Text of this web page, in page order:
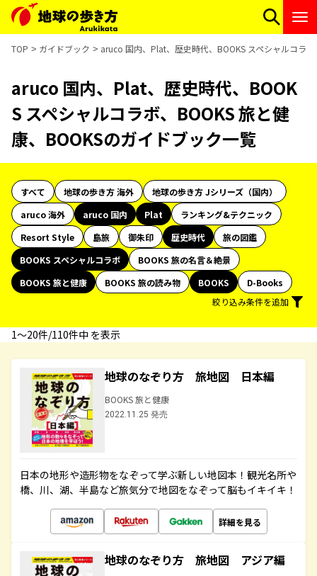
TOP ガイドブック aruco 国内、Plat、歴史時代、BOOKS スペシャルコラ
aruco 国内、Plat、歴史時代、BOOK
S スペシャルコラボ、BOOKS 旅と健
康、BOOKSのガイドブック一覧
すべて 地球の歩き方 海外
地球の歩き方 Jシリーズ（国内）
aruco 海外
aruco 国内 Plat
ランキング&テクニック
Resort Style
島旅 御朱印 歴史時代
旅の図鑑
BOOKS スペシャルコラボ
BOOKS 旅の名言＆絶景
BOOKS 旅と健康
BOOKS 旅の読み物 BOOKS
D-Books
絞り込み条件を追加
1〜20件/110件中 を表示
地球のなぞり方 旅地図 日本編
BOOKS 旅と健康
2022.11.25 発売
日本の地形や造形物をなぞって学ぶ新しい地図本！観光名所や
橋、川、湖、半島など旅気分で地図をなぞって脳もイキイキ！
詳細を見る
地球のなぞり方 旅地図 アジア編